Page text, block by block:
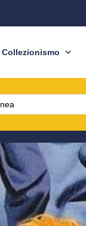
Collezionismo